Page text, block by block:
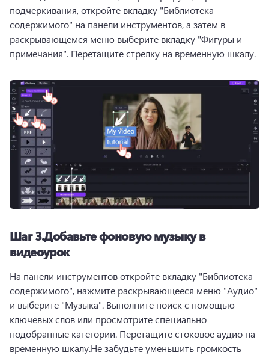
подчеркивания, откройте вкладку "Библиотека
содержимого" на панели инструментов, а затем в
раскрывающемся меню выберите вкладку "Фигуры и
примечания". Перетащите стрелку на временную шкалу.
Шаг 3.Добавьте фоновую музыку в
видеоурок
На панели инструментов откройте вкладку "Библиотека
содержимого", нажмите раскрывающееся меню "Аудио"
и выберите "Музыка". Выполните поиск с помощью
ключевых слов или просмотрите специально
подобранные категории. Перетащите стоковое аудио на
временную шкалу.Не забудьте уменьшить громкость